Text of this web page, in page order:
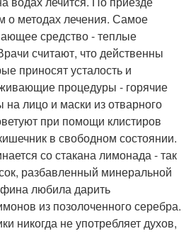
о методах лечения. Самое
средство - теплые
считают, что действенны
приносят усталость и
процедуры - горячие
лицо и маски из отварного
при помощи клистиров
в свободном состоянии.
со стакана лимонада - так
разбавленный минеральной
любила дарить
из позолоченного серебра.
никогда не употребляет духов,